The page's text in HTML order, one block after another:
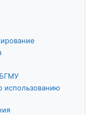
использованию